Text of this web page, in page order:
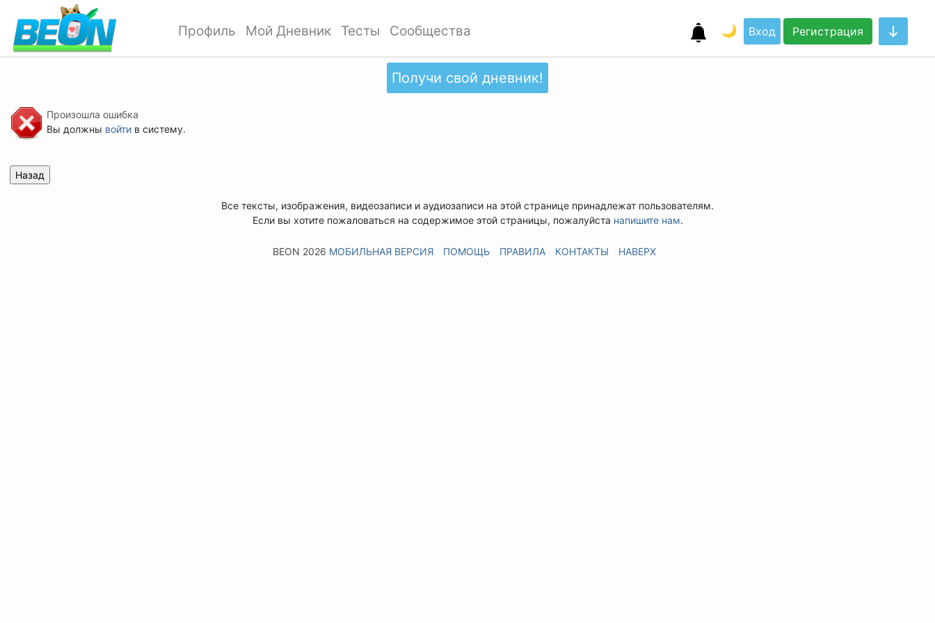
Профиль Мой Дневник Тесты Сообщества 🌙 Вход Регистрация
Получи свой дневник!
Произошла ошибка
Вы должны войтив систему.
Все тексты, изображения, видеозаписи и аудиозаписи на этой странице принадлежат пользователям.
Если вы хотите пожаловаться на содержимое этой страницы, пожалуйста напишите нам.
BEON 2026 МОБИЛЬНАЯ ВЕРСИЯ ПОМОЩЬ ПРАВИЛА КОНТАКТЫ НАВЕРХ